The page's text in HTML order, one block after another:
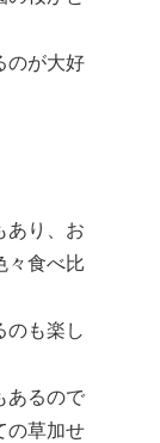
のが大好
あり、お
々食べ比
のも楽し
あるので
の草加せ